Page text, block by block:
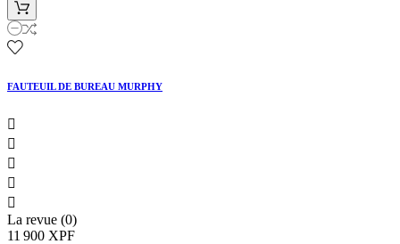
FAUTEUIL DE BUREAU MURPHY





La revue (0)
11 900 XPF